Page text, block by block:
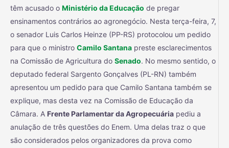
têm acusado o Ministério da Educação de pregar
ensinamentos contrários ao agronegócio. Nesta terça-feira, 7,
o senador Luis Carlos Heinze (PP-RS) protocolou um pedido
para que o ministro Camilo Santana preste esclarecimentos
na Comissão de Agricultura do Senado. No mesmo sentido, o
deputado federal Sargento Gonçalves (PL-RN) também
apresentou um pedido para que Camilo Santana também se
explique, mas desta vez na Comissão de Educação da
Câmara. A Frente Parlamentar da Agropecuária pediu a
anulação de três questões do Enem. Uma delas traz o que
são considerados pelos organizadores da prova como